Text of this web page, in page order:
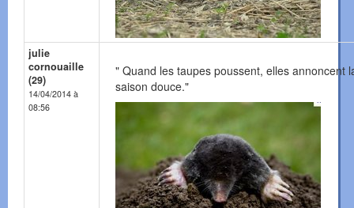
julie
cornouaille
(29)
14/04/2014 à
08:56
" Quand les taupes poussent, elles annoncent
saison douce."